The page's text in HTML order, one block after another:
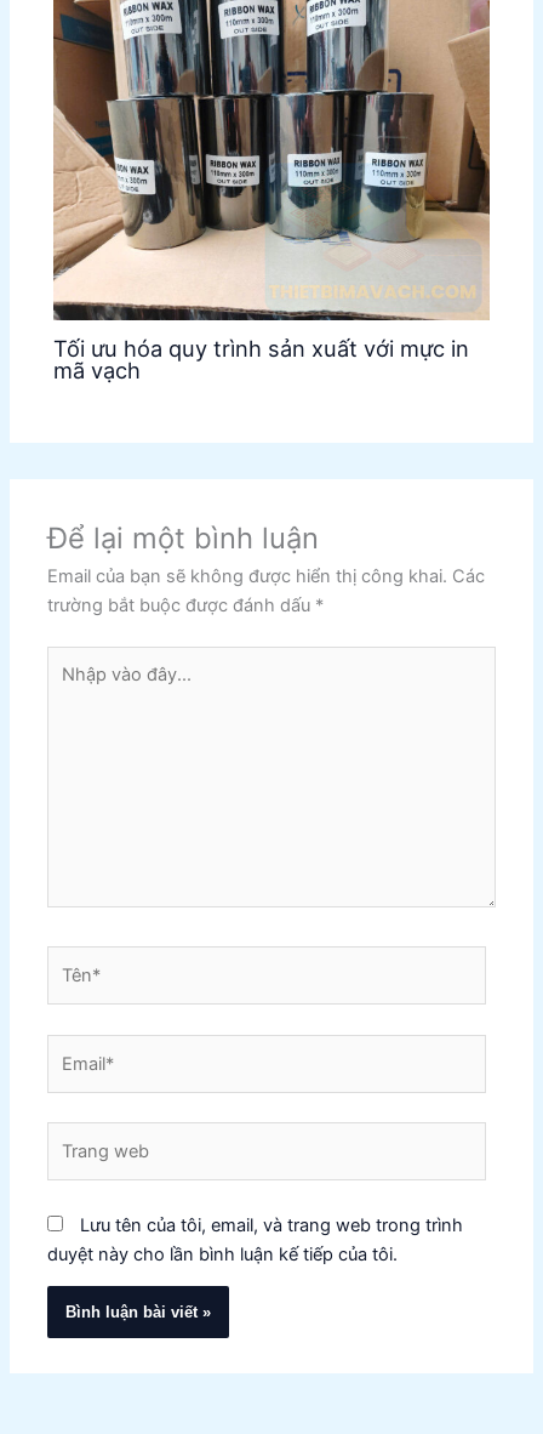
Tối ưu hóa quy trình sản xuất với mực in
mã vạch
Để lại một bình luận
Email của bạn sẽ không được hiển thị công khai. Các
trường bắt buộc được đánh dấu *
web
Lưu tên của tôi, email, và trang web trong trình
duyệt này cho lần bình luận kế tiếp của tôi.